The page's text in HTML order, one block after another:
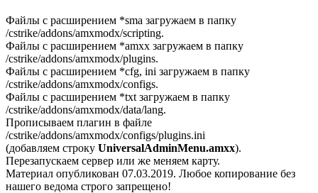
Файлы с расширением *sma загружаем в папку
/cstrike/addons/amxmodx/scripting.
Файлы с расширением *amxx загружаем в папку
/cstrike/addons/amxmodx/plugins.
Файлы с расширением *cfg, ini загружаем в папку
/cstrike/addons/amxmodx/configs.
Файлы с расширением *txt загружаем в папку
/cstrike/addons/amxmodx/data/lang.
Прописываем плагин в файле
/cstrike/addons/amxmodx/configs/plugins.ini
(добавляем строку UniversalAdminMenu.amxx).
Перезапускаем сервер или же меняем карту.
Материал опубликован 07.03.2019. Любое копирование без
нашего ведома строго запрещено!